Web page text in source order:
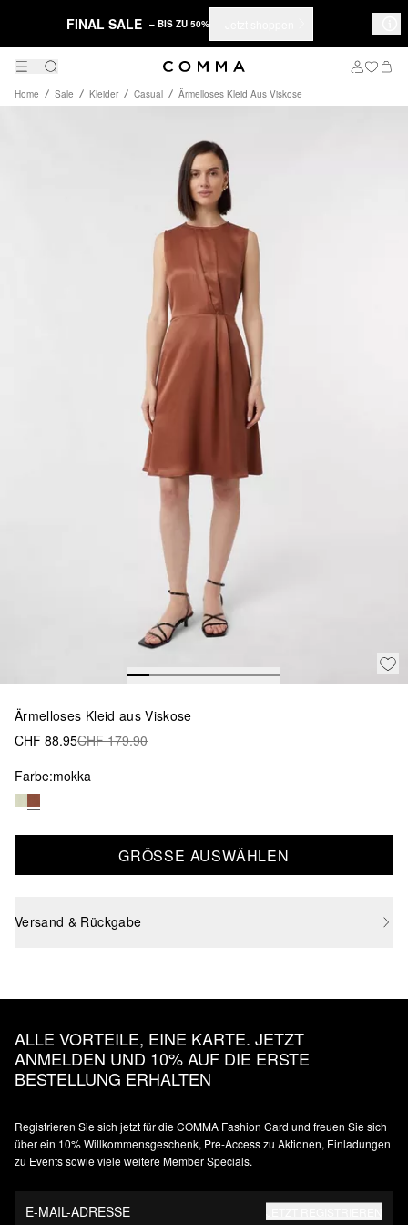
FINAL SALE – BIS ZU 50%
Home Sale Kleider Casual Ärmelloses Kleid Aus Viskose
Ärmelloses Kleid aus Viskose
CHF 88.95CHF 179.90
Farbe:mokka
GRÖSSE AUSWÄHLEN
Versand & Rückgabe
ALLE VORTEILE, EINE KARTE. JETZT
ANMELDEN UND 10% AUF DIE ERSTE
BESTELLUNG ERHALTEN
Registrieren Sie sich jetzt für die COMMA Fashion Card und freuen Sie sich
über ein 10% Willkommensgeschenk, Pre-Access zu Aktionen, Einladungen
zu Events sowie viele weitere Member Specials.
E-MAIL-ADRESSE